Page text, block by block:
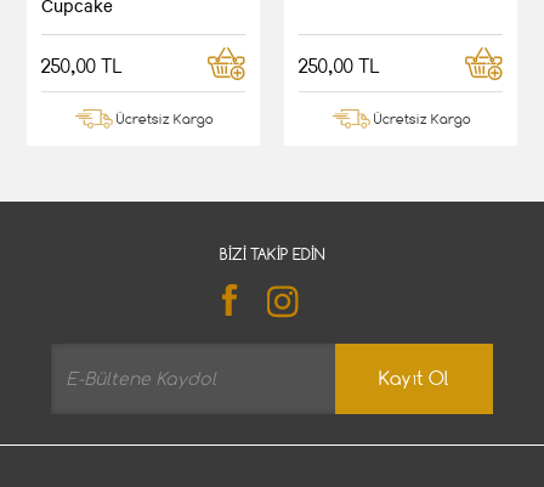
Cupcake
250,00 TL
Ücretsiz Kargo
250,00 TL
Ücretsiz Kargo
BIZI TAKIP EDIN
Kayıt Ol